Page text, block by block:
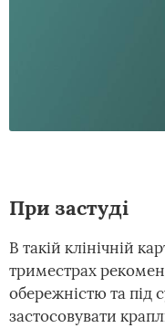
При застуді
В такій клінічній
триместрах
обережністю та під
застосовувати